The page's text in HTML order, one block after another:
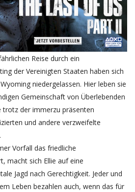
Reise durch ein
der Vereinigten Staaten haben sich
niedergelassen. Hier leben sie
Gemeinschaft von Überlebenden
trotz der immerzu präsenten
und andere verzweifelte
Vorfall das friedliche
macht sich Ellie auf eine
Jagd nach Gerechtigkeit. Jeder und
Leben bezahlen auch, wenn das für